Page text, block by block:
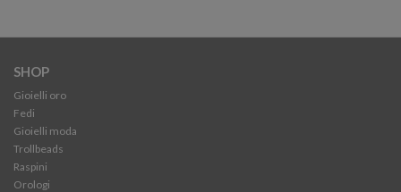
SHOP
Gioielli oro
Fedi
Gioielli moda
Trollbeads
Raspini
Orologi